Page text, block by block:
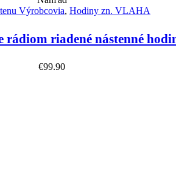
Výrobcovia, Hodiny zn. VLAHA
rádiom riadené nástenné
€99.90